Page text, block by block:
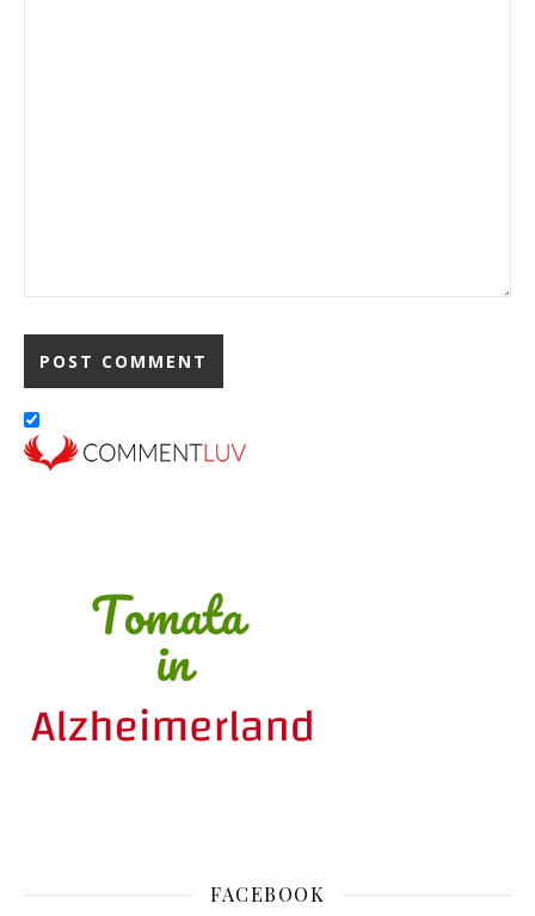
FACEBOOK